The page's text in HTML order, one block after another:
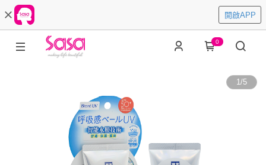
開啟APP
0
1/5